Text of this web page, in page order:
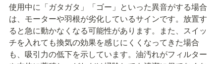
使用中に「ガタガタ」「ゴー」といった異音がする場合
は、モーターや羽根が劣化しているサインです。放置す
ると急に動かなくなる可能性があります。また、スイッ
チを入れても換気の効果を感じにくくなってきた場合
も、吸引力の低下を示しています。油汚れがフィルター